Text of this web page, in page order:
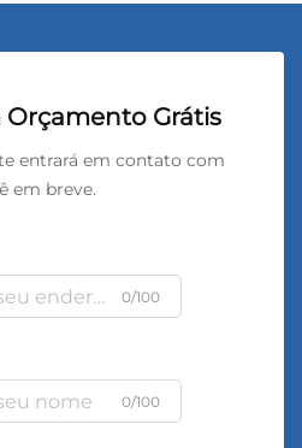
Grátis
entrará em contato com
em breve.
0/100
0/100